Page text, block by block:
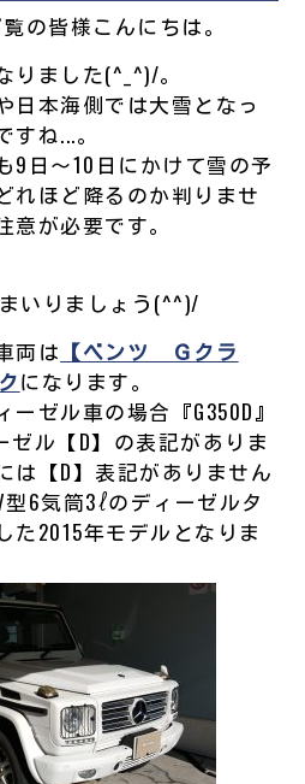
の皆様こんにちは。
ました(^_^)/。
日本海側では大雪となっ
ね...。
9日～10日にかけて雪の予
れほど降るのか判りませ
が必要です。
いりましょう(^^)/
両は 【ベンツ Ｇクラ
になります。
ゼル車の場合『G350D』
ゼル【D】の表記がありま
は【D】表記がありません
6気筒3ℓのディーゼルタ
た2015年モデルとなりま